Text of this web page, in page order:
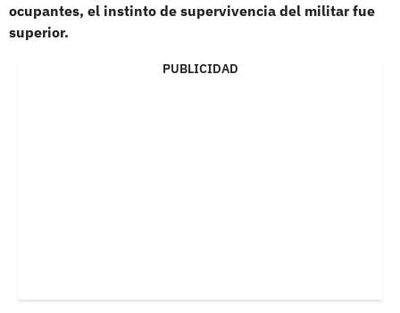
ocupantes, el instinto de supervivencia del militar fue
superior.
PUBLICIDAD